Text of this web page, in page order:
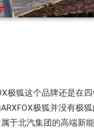
极狐这个品牌还是在
极狐并没有极
于北汽集团的高端新能